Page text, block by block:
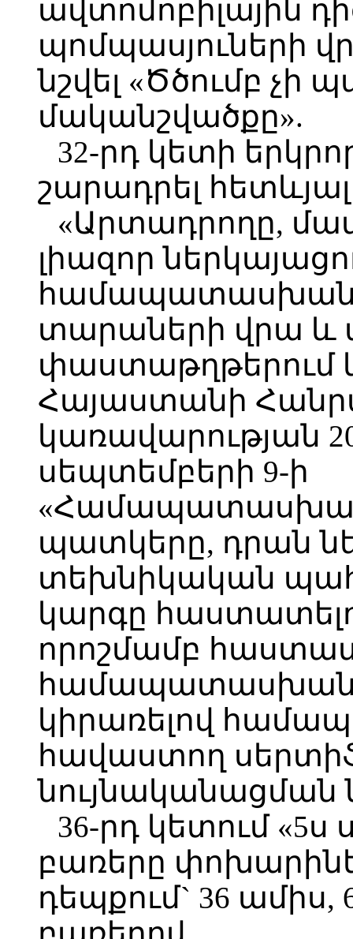
ավտոմոբիլային
պոմպասյուների
նշվել «Ծծումբ չի
մականշվածքը».
32-րդ կետի
շարադրել
«Արտադրողը,
լիազոր
տարաների վրա և
փաստաթղթերում
Հայաստանի
կառավարության
սեպտեմբերի 9-ի
պատկերը, դրան
տեխնիկական
կարգը
որոշմամբ
կիրառելով
հավաստող
նույնականացման
36-րդ կետում
բառերը
դեպքում` 36 ամիս,